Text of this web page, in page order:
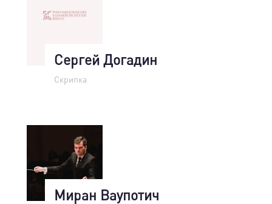
Сергей Догадин
Скрипка
Миран Ваупотич